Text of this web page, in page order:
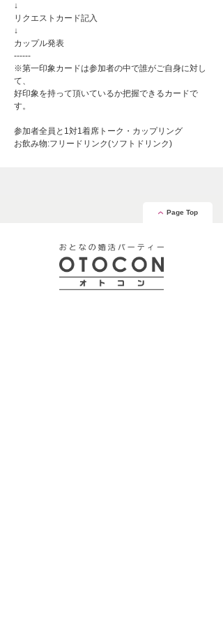
↓
リクエストカード記入
↓
カップル発表
------
※第一印象カードは参加者の中で誰がご自身に対し
て、
好印象を持って頂いているか把握できるカードで
す。
参加者全員と1対1着席トーク・カップリング
お飲み物:フリードリンク(ソフトドリンク)
Page Top